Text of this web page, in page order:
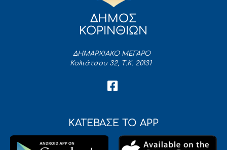
ΔΗΜΟΣ
ΚΟΡΙΝΘΙΩΝ
ΔΗΜΑΡΧΙΑΚΟ ΜΕΓΑΡΟ
Κολιάτσου 32, Τ.Κ. 20131
ΚΑΤΕΒΑΣΕ ΤΟ APP